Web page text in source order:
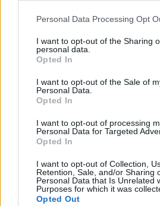
Personal Data Processing Opt
I want to opt-out of the Sharing
personal data.
Opted In
I want to opt-out of the Sale of
Personal Data.
Opted In
I want to opt-out of processing
Personal Data for Targeted
Opted In
I want to opt-out of Collection,
Retention, Sale, and/or Sharing
Personal Data that Is Unrelated
Purposes for which it was
Opted Out
Κορινθία: Πέθανε η 50χρονη
τραυματίστηκε στο
Νεμέα